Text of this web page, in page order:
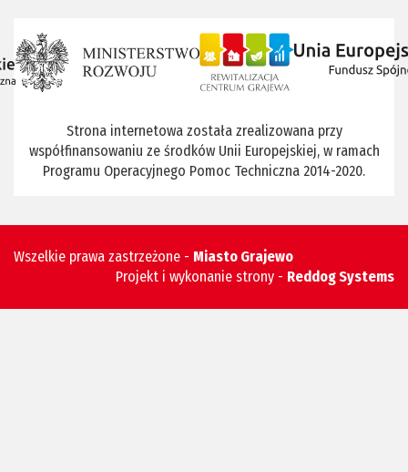
Strona internetowa została zrealizowana przy
współfinansowaniu ze środków Unii Europejskiej, w ramach
Programu Operacyjnego Pomoc Techniczna 2014-2020.
Wszelkie prawa zastrzeżone - Miasto Grajewo
Projekt i wykonanie strony - Reddog Systems